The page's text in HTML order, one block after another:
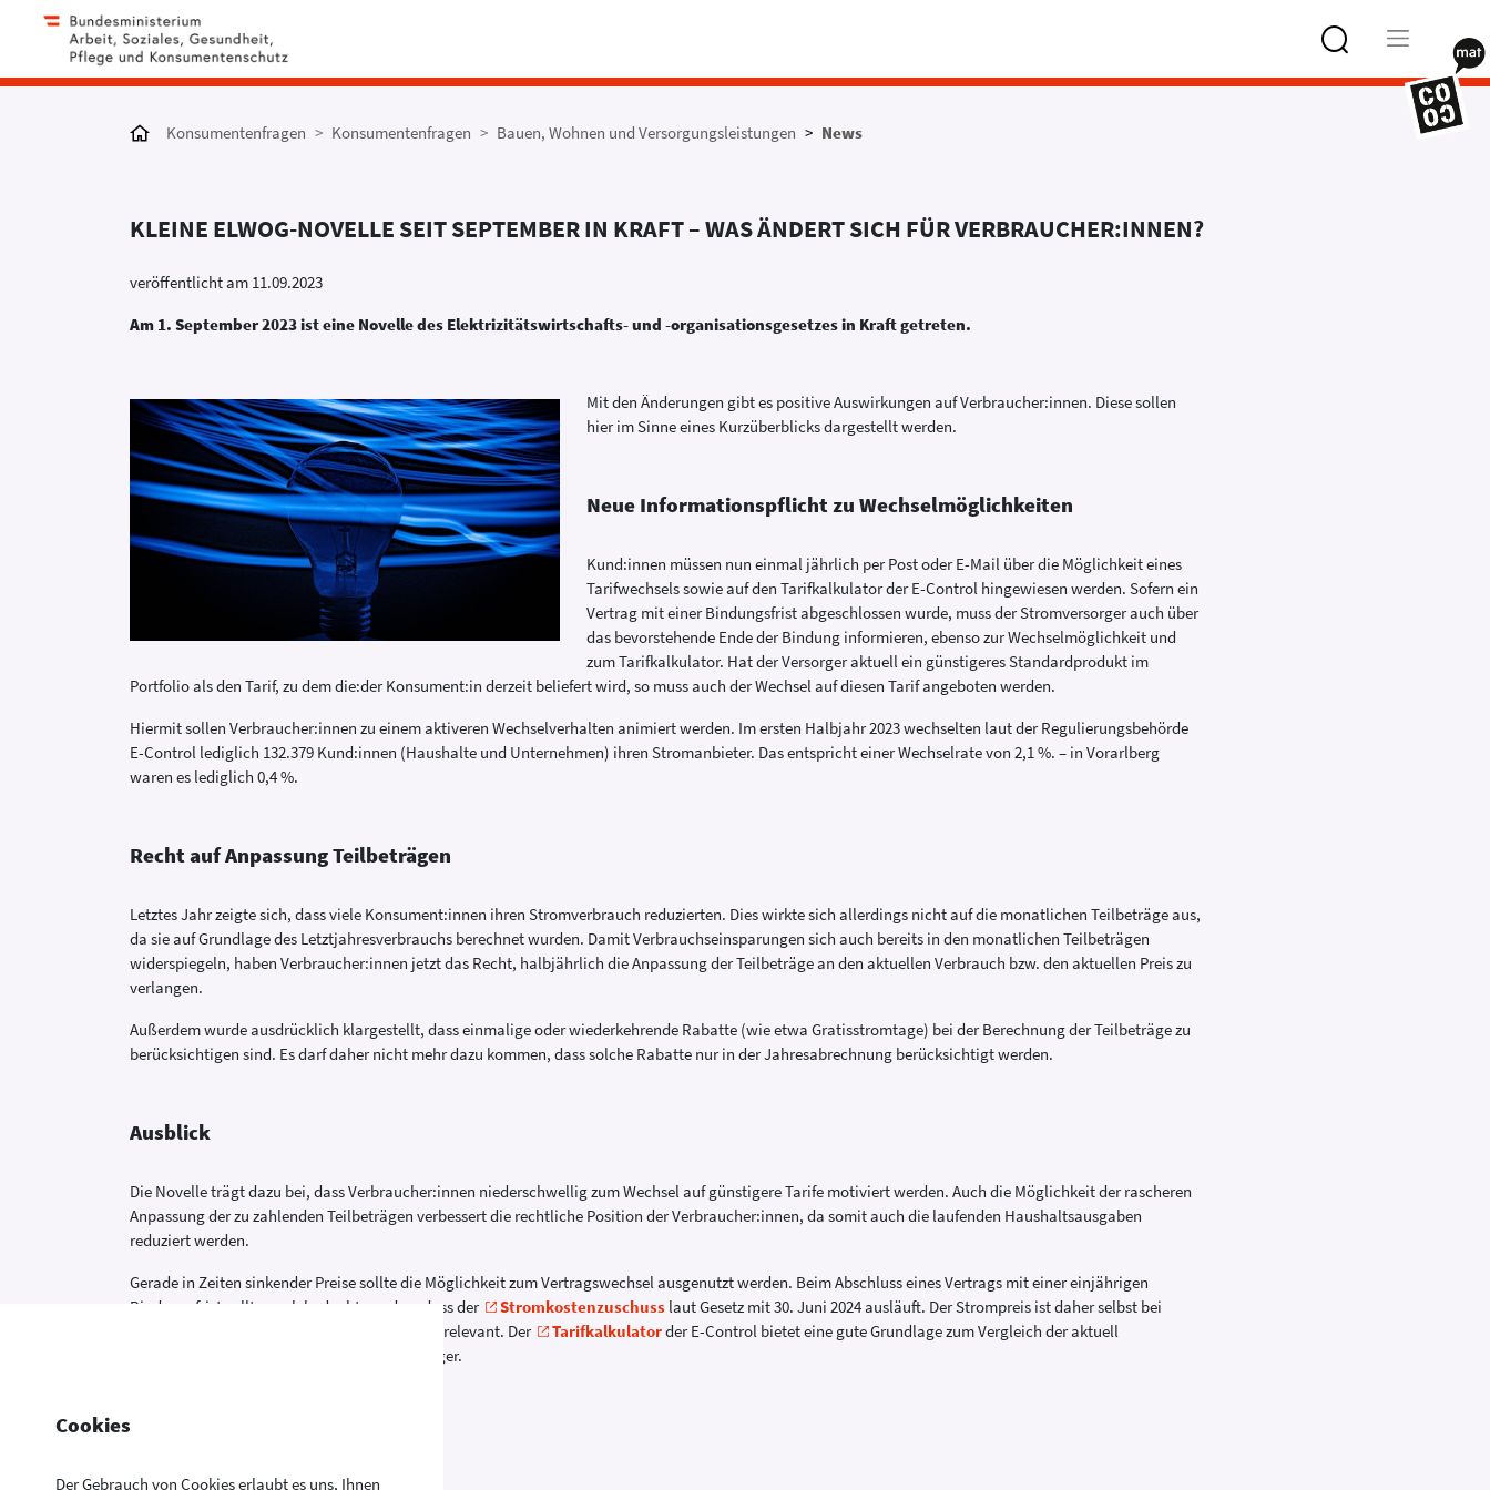
Cookies
Der Gebrauch von Cookies erlaubt es uns, Ihnen
Konsumentenfragen Konsumentenfragen Bauen, Wohnen und Versorgungsleistungen News
KLEINE ELWOG-NOVELLE SEIT SEPTEMBER IN KRAFT – WAS ÄNDERT SICH FÜR VERBRAUCHER:INNEN?
veröffentlicht am 11.09.2023
Am 1. September 2023 ist eine Novelle des Elektrizitätswirtschafts- und -organisationsgesetzes in Kraft getreten.
Mit den Änderungen gibt es positive Auswirkungen auf Verbraucher:innen. Diese sollen
hier im Sinne eines Kurzüberblicks dargestellt werden.
Neue Informationspflicht zu Wechselmöglichkeiten
Kund:innen müssen nun einmal jährlich per Post oder E-Mail über die Möglichkeit eines
Tarifwechsels sowie auf den Tarifkalkulator der E-Control hingewiesen werden. Sofern ein
Vertrag mit einer Bindungsfrist abgeschlossen wurde, muss der Stromversorger auch über
das bevorstehende Ende der Bindung informieren, ebenso zur Wechselmöglichkeit und
zum Tarifkalkulator. Hat der Versorger aktuell ein günstigeres Standardprodukt im
Portfolio als den Tarif, zu dem die:der Konsument:in derzeit beliefert wird, so muss auch der Wechsel auf diesen Tarif angeboten werden.
Hiermit sollen Verbraucher:innen zu einem aktiveren Wechselverhalten animiert werden. Im ersten Halbjahr 2023 wechselten laut der Regulierungsbehörde
E-Control lediglich 132.379 Kund:innen (Haushalte und Unternehmen) ihren Stromanbieter. Das entspricht einer Wechselrate von 2,1 %. – in Vorarlberg
waren es lediglich 0,4 %.
Recht auf Anpassung Teilbeträgen
Letztes Jahr zeigte sich, dass viele Konsument:innen ihren Stromverbrauch reduzierten. Dies wirkte sich allerdings nicht auf die monatlichen Teilbeträge aus,
da sie auf Grundlage des Letztjahresverbrauchs berechnet wurden. Damit Verbrauchseinsparungen sich auch bereits in den monatlichen Teilbeträgen
widerspiegeln, haben Verbraucher:innen jetzt das Recht, halbjährlich die Anpassung der Teilbeträge an den aktuellen Verbrauch bzw. den aktuellen Preis zu
verlangen.
Außerdem wurde ausdrücklich klargestellt, dass einmalige oder wiederkehrende Rabatte (wie etwa Gratisstromtage) bei der Berechnung der Teilbeträge zu
berücksichtigen sind. Es darf daher nicht mehr dazu kommen, dass solche Rabatte nur in der Jahresabrechnung berücksichtigt werden.
Ausblick
Die Novelle trägt dazu bei, dass Verbraucher:innen niederschwellig zum Wechsel auf günstigere Tarife motiviert werden. Auch die Möglichkeit der rascheren
Anpassung der zu zahlenden Teilbeträgen verbessert die rechtliche Position der Verbraucher:innen, da somit auch die laufenden Haushaltsausgaben
reduziert werden.
Gerade in Zeiten sinkender Preise sollte die Möglichkeit zum Vertragswechsel ausgenutzt werden. Beim Abschluss eines Vertrags mit einer einjährigen
Bindungsfrist sollte auch bedacht werden, dass der
Stromkostenzuschuss laut Gesetz mit 30. Juni 2024 ausläuft. Der Strompreis ist daher selbst bei
einem Verbrauch unter dem Grundkontingent relevant. Der
Tarifkalkulatorder E-Control bietet eine gute Grundlage zum Vergleich der aktuell
angebotenen Tarife der verschiedenen Versorger.